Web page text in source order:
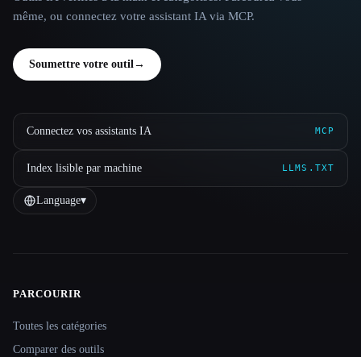
même, ou connectez votre assistant IA via MCP.
Soumettre votre outil→
Connectez vos assistants IA MCP
Index lisible par machine LLMS.TXT
Language▾
Site navigation
PARCOURIR
Toutes les catégories
Comparer des outils